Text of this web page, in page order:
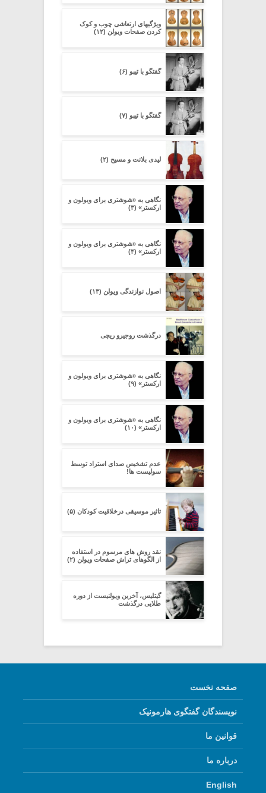
ویژگیهای ارتعاشی چوب و کوک
کردن صفحات ویولن (۱۲)
گفتگو با تیبو (۶)
گفتگو با تیبو (۷)
لیدی بلانت و مسیح (۲)
نگاهی به «شوشتری برای ویولون و
ارکستر» (۳)
نگاهی به «شوشتری برای ویولون و
ارکستر» (۴)
اصول نوازندگی ویولن (۱۳)
درگذشت روجیرو ریچی
نگاهی به «شوشتری برای ویولون و
ارکستر» (۹)
نگاهی به «شوشتری برای ویولون و
ارکستر» (۱۰)
عدم تشخیص صدای استراد توسط
سولیست ها!
تاثیر موسیقی درخلاقیت کودکان (۵)
نقد روش های مرسوم در استفاده
از الگوهای تراش صفحات ویولن (۲)
گیتلیس، آخرین ویولنیست از دوره
طلایی درگذشت
صفحه نخست
نویسندگان گفتگوی هارمونیک
قوانین ما
درباره ما
English